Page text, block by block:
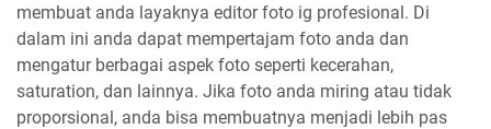
membuat anda layaknya editor foto ig profesional. Di
dalam ini anda dapat mempertajam foto anda dan
mengatur berbagai aspek foto seperti kecerahan,
saturation, dan lainnya. Jika foto anda miring atau tidak
proporsional, anda bisa membuatnya menjadi lebih pas